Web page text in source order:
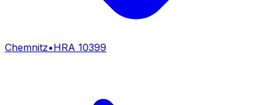
Chemnitz•HRA 10399